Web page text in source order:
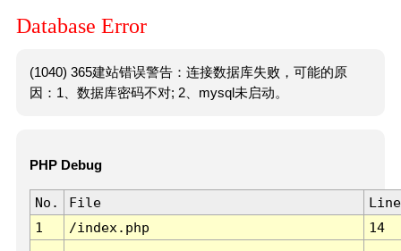
Database Error
(1040) 365建站错误警告：连接数据库失败，可能的原
因：1、数据库密码不对; 2、mysql未启动。
PHP Debug
No. File
Line
1
/index.php 14